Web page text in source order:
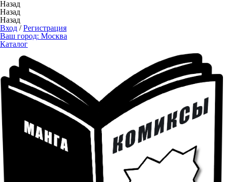
Назад
Назад
Назад
Вход /Регистрация
Ваш город: Москва
Каталог